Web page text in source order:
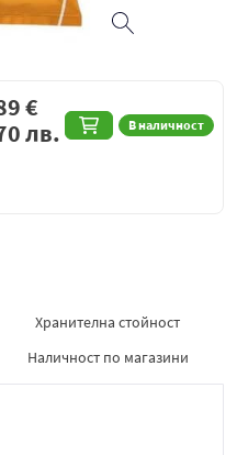
В наличност
€
лв.
Хранителна стойност
Наличност по магазини